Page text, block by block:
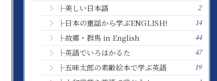
├美しい日本語 2
├日本の童謡から学ぶENGLISH! 14
├故郷・群馬 in English 44
├英語でいろはかるた 47
├五味太郎の素敵絵本で学ぶ英語 19